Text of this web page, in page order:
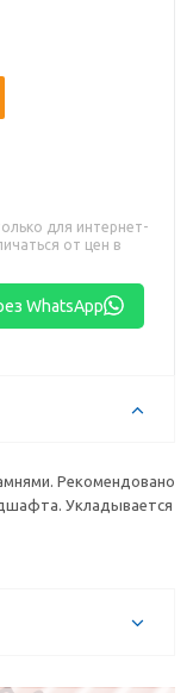
для интернет-
от цен в
WhatsApp
Рекомендовано
Укладывается